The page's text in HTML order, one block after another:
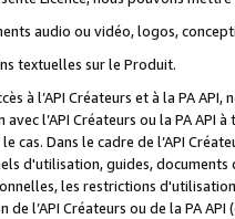
audio ou vidéo, logos,
textuelles sur le Produit.
à l’API Créateurs et à la PA
l’API Créateurs ou la PA
cas. Dans le cadre de l’API
d'utilisation, guides,
les restrictions
l’API Créateurs ou de la PA